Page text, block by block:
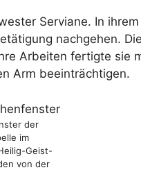
Serviane. In
nachgehen.
Arbeiten fertigte sie
Arm beeinträchtigen.
der
im
Geist-
von der